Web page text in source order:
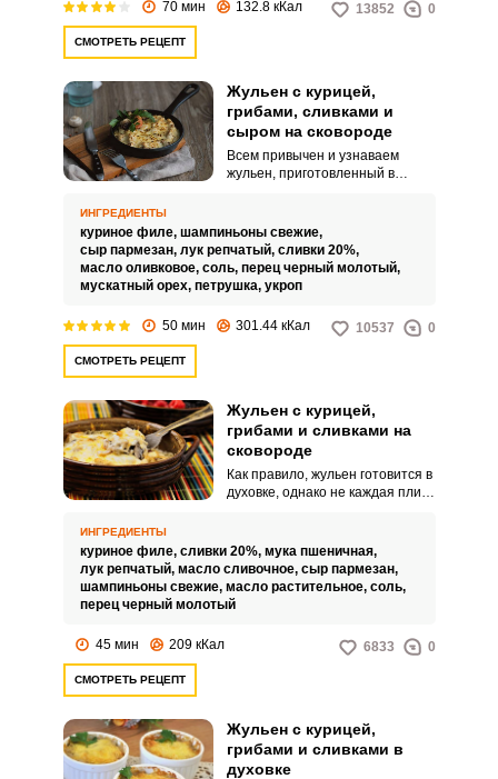
70 мин 132.8 кКал 13852 0
СМОТРЕТЬ РЕЦЕПТ
Жульен с курицей,
грибами, сливками и
сыром на сковороде
Всем привычен и узнаваем
жульен, приготовленный в
вариант блюда, поэтапный, с
отдельным приготовлением
соуса и запеканием.
ИНГРЕДИЕНТЫ
куриное филе, шампиньоны свежие,
сыр пармезан, лук репчатый, сливки 20%,
масло оливковое, соль, перец черный молотый,
мускатный орех, петрушка, укроп
50 мин 301.44 кКал 10537 0
СМОТРЕТЬ РЕЦЕПТ
Жульен с курицей,
грибами и сливками на
сковороде
Как правило, жульен готовится в
духовке, однако не каждая плита
шампиньонами в сливочном
соусе составит хорошую
конкуренцию блюду из духовки, к
тому же, зачастую готовить его
ИНГРЕДИЕНТЫ
куриное филе, сливки 20%, мука пшеничная,
лук репчатый, масло сливочное, сыр пармезан,
шампиньоны свежие, масло растительное, соль,
перец черный молотый
45 мин 209 кКал 6833 0
СМОТРЕТЬ РЕЦЕПТ
Жульен с курицей,
грибами и сливками в
духовке